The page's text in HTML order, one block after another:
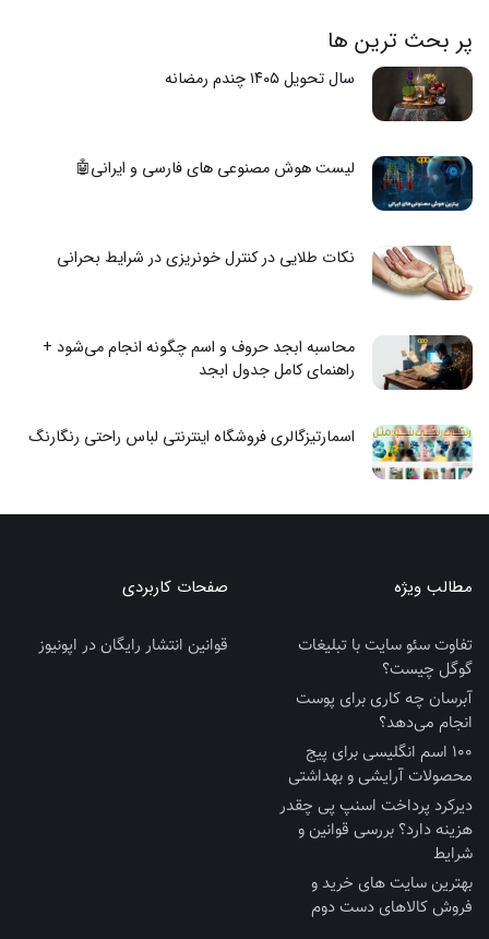
پر بحث ترین ها
سال تحویل ۱۴۰۵ چندم رمضانه
لیست هوش مصنوعی های فارسی و ایرانی🤖
نکات طلایی در کنترل خونریزی در شرایط بحرانی
محاسبه ابجد حروف و اسم چگونه انجام می‌شود +
راهنمای کامل جدول ابجد
اسمارتیزگالری فروشگاه اینترنتی لباس راحتی رنگارنگ
مطالب ویژه
تفاوت سئو سایت با تبلیغات
گوگل چیست؟
آبرسان چه کاری برای پوست
انجام می‌دهد؟
100 اسم انگلیسی برای پیج
محصولات آرایشی و بهداشتی
دیرکرد پرداخت اسنپ پی چقدر
هزینه دارد؟ بررسی قوانین و
شرایط
بهترین سایت‌ های خرید و
فروش کالاهای دست‌ دوم
صفحات کاربردی
قوانین انتشار رایگان در اپونیوز